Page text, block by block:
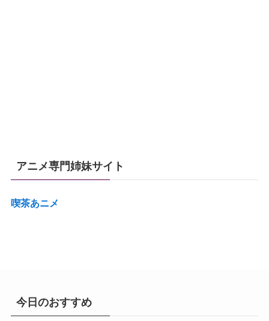
アニメ専門姉妹サイト
喫茶あニメ
今日のおすすめ